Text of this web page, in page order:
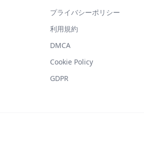
プライバシーポリシー
利用規約
DMCA
Cookie Policy
GDPR